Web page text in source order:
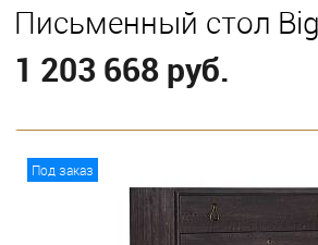
Письменный стол
1 203 668 руб.
Под заказ